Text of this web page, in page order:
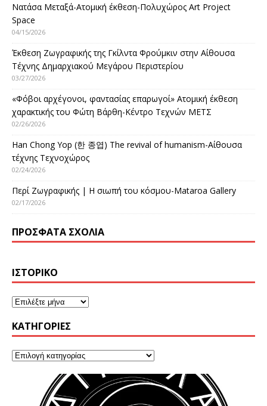
Νατάσα Μεταξά-Ατομική έκθεση-Πολυχώρος Art Project
Space
04/15/2026
Έκθεση Ζωγραφικής της Γκίλντα Φρούμκιν στην Αίθουσα
Τέχνης Δημαρχιακού Μεγάρου Περιστερίου
03/27/2026
«Φόβοι αρχέγονοι, φαντασίας επαρωγοί» Ατομική έκθεση
χαρακτικής του Φώτη Βάρθη-Κέντρο Τεχνών ΜΕΤΣ
02/26/2026
Han Chong Yop (한 종엽) The revival of humanism-Αίθουσα
τέχνης Τεχνοχώρος
02/24/2026
Περί Ζωγραφικής | Η σιωπή του κόσμου-Mataroa Gallery
02/17/2026
ΠΡΌΣΦΑΤΑ ΣΧΌΛΙΑ
ΙΣΤΟΡΙΚΌ
KΑΤΗΓΟΡΊΕΣ